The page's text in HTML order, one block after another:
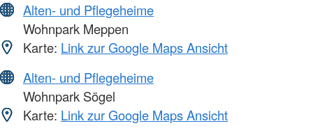
Alten- und Pflegeheime
Wohnpark Meppen
Karte: Link zur Google Maps Ansicht
Alten- und Pflegeheime
Wohnpark Sögel
Karte: Link zur Google Maps Ansicht